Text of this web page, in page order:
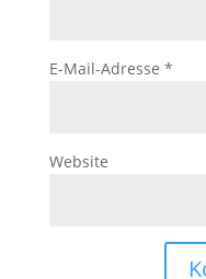
E-Mail-Adresse *
Website